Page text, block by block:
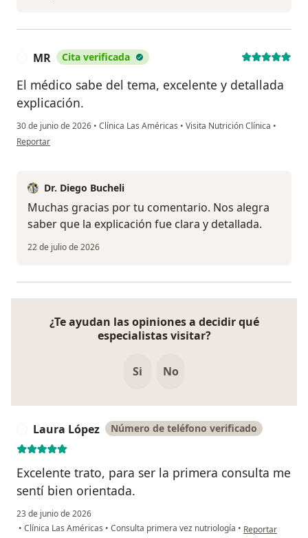
MR Cita verificada
El médico sabe del tema, excelente y detallada
explicación.
30 de junio de 2026 • Clínica Las Américas • Visita Nutrición Clínica •
en opinión del usuario MR
Reportar
Dr. Diego Bucheli
Muchas gracias por tu comentario. Nos alegra
saber que la explicación fue clara y detallada.
22 de julio de 2026
¿Te ayudan las opiniones a decidir qué
especialistas visitar?
Si No
Laura López Número de teléfono verificado
Excelente trato, para ser la primera consulta me
sentí bien orientada.
23 de junio de 2026
• Clínica Las Américas • Consulta primera vez nutriología • en opinión del
Reportar